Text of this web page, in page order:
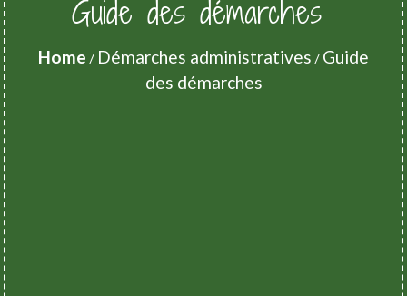
Guide des démarches
Home / Démarches administratives / Guide
des démarches